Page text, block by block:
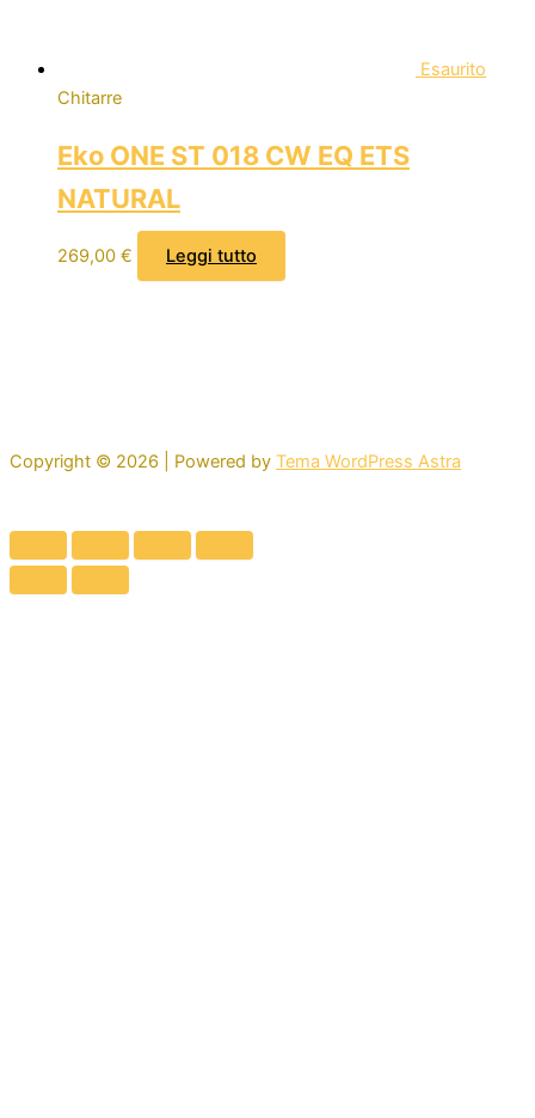
Esaurito
Chitarre
Eko ONE ST 018 CW EQ ETS
NATURAL
269,00 € Leggi tutto
Copyright © 2026 | Powered by Tema WordPress Astra